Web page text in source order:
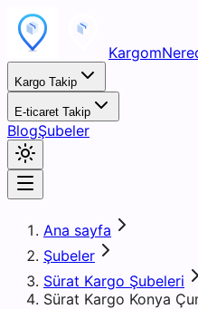
Kargo Takip
E-ticaret Takip
BlogŞubeler
Ana sayfa
Şubeler
Sürat Kargo Şubeleri
Sürat Kargo Konya